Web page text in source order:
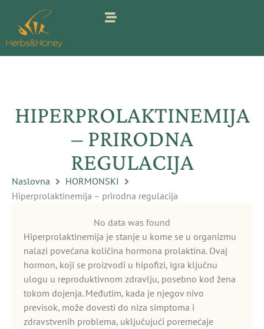
sadržaj
HIPERPROLAKTINEMIJA
– PRIRODNA
REGULACIJA
Naslovna
HORMONSKI
Hiperprolaktinemija – prirodna regulacija
No data was found
Hiperprolaktinemija je stanje u kome se u organizmu
nalazi povećana količina hormona prolaktina. Ovaj
hormon, koji se proizvodi u hipofizi, igra ključnu
ulogu u reproduktivnom zdravlju, posebno kod žena
tokom dojenja. Međutim, kada je njegov nivo
previsok, može dovesti do niza simptoma i
zdravstvenih problema, uključujući poremećaje